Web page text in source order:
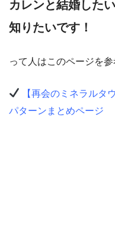
カレンと結婚した
知りたいです！
って人はこのページを参
【再会のミネラルタ
パターンまとめページ